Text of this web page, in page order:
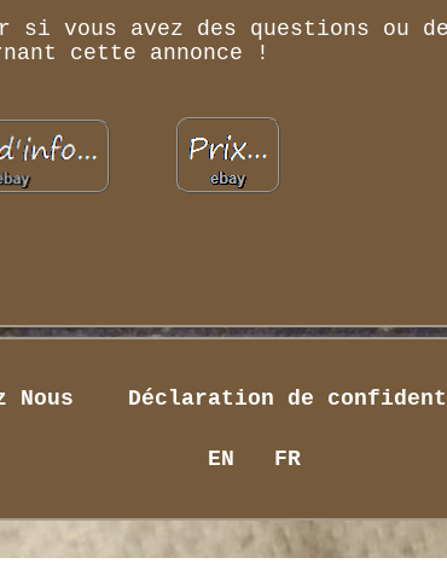
vous avez des questions ou
cette annonce !
Nous Déclaration de
EN FR